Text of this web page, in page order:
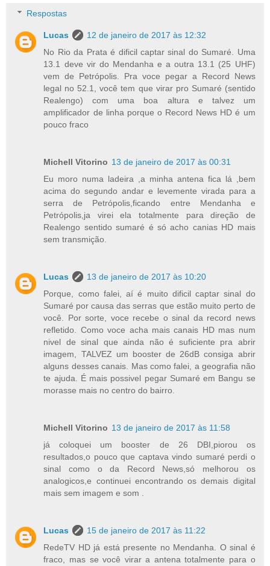
Respostas
Lucas
12 de janeiro de 2017 às 12:32
No Rio da Prata é dificil captar sinal do Sumaré. Uma
13.1 deve vir do Mendanha e a outra 13.1 (25 UHF)
vem de Petrópolis. Pra voce pegar a Record News
legal no 52.1, você tem que virar pro Sumaré (sentido
Realengo) com uma boa altura e talvez um
amplificador de linha porque o Record News HD é um
pouco fraco
Michell Vitorino 13 de janeiro de 2017 às 00:31
Eu moro numa ladeira ,a minha antena fica lá ,bem
acima do segundo andar e levemente virada para a
serra de Petrópolis,ficando entre Mendanha e
Petrópolis,ja virei ela totalmente para direção de
Realengo sentido sumaré é só acho canias HD mais
sem transmição.
Lucas
13 de janeiro de 2017 às 10:20
Porque, como falei, aí é muito dificil captar sinal do
Sumaré por causa das serras que estão muito perto de
você. Por sorte, voce recebe o sinal da record news
refletido. Como voce acha mais canais HD mas num
nivel de sinal que ainda não é suficiente pra abrir
imagem, TALVEZ um booster de 26dB consiga abrir
alguns desses canais. Mas como falei, a geografia não
te ajuda. É mais possivel pegar Sumaré em Bangu se
morasse mais no centro do bairro.
Michell Vitorino 13 de janeiro de 2017 às 11:58
já coloquei um booster de 26 DBI,piorou os
resultados,o pouco que captava vindo sumaré perdi o
sinal como o da Record News,só melhorou os
analogicos,e continuei encontrando os demais digital
mais sem imagem e som .
Lucas
15 de janeiro de 2017 às 11:22
RedeTV HD já está presente no Mendanha. O sinal é
fraco, mas se você virar a antena totalmente para o